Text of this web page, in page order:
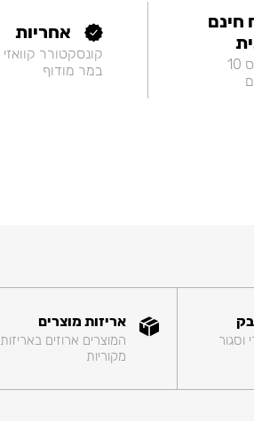
חינם
עמחליף קולורס 10
אחריות
קונסקטורר קוואזי
במר מודוף
וסגור
אריזות מוצרים
המוצרים ארוזים באריזות
מקוריות